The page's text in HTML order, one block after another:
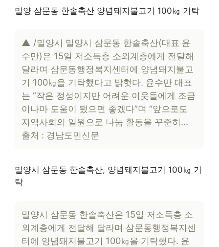
밀양 삼문동 한솔축산 양념돼지불고기 100㎏ 기탁
▲ /밀양시 밀양시 삼문동 한솔축산(대표 윤
수만)은 15일 저소득층 소외계층에게 전달해
달라며 삼문동행정복지센터에 양념돼지불고
기 100㎏을 기탁했다고 밝혓다. 윤수만 대표
는 “작은 정성이지만 어려운 이웃들에게 조금
이나마 도움이 됐으면 좋겠다”며 “앞으로도
지역사회의 일원으로 나눔 활동을 꾸준히…
출처 : 경남도민신문
밀양시 삼문동 한솔축산, 양념돼지불고기 100㎏ 기
탁
밀양시 삼문동 한솔축산은 15일 저소득층 소
외계층에게 전달해 달라며 삼문동행정복지센
터에 양념돼지불고기 100㎏을 기탁했다. 윤